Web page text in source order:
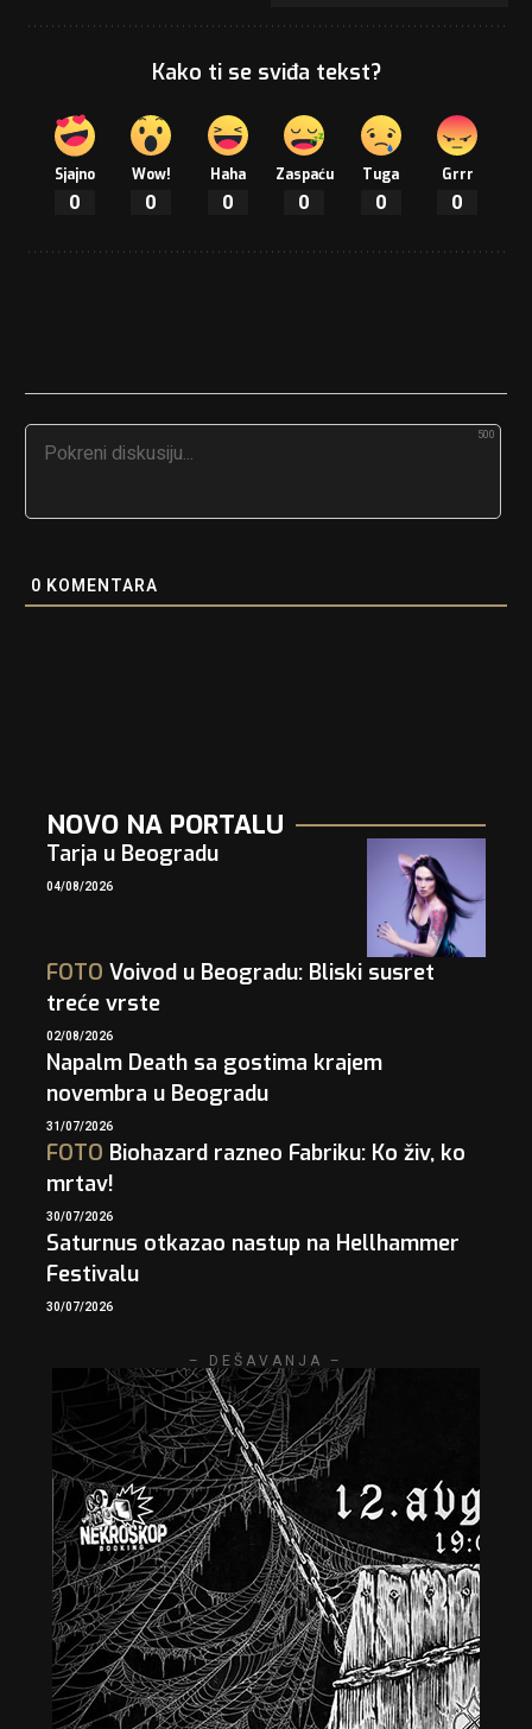
Kako ti se sviđa tekst?
Sjajno
0
Wow!
0
Haha
0
Zaspaću
0
Tuga
0
Grrr
0
500
0 KOMENTARA
NOVO NA PORTALU
Tarja u Beogradu
04/08/2026
FOTO Voivod u Beogradu: Bliski susret
treće vrste
02/08/2026
Napalm Death sa gostima krajem
novembra u Beogradu
31/07/2026
FOTO Biohazard razneo Fabriku: Ko živ, ko
mrtav!
30/07/2026
Saturnus otkazao nastup na Hellhammer
Festivalu
30/07/2026
– DEŠAVANJA –